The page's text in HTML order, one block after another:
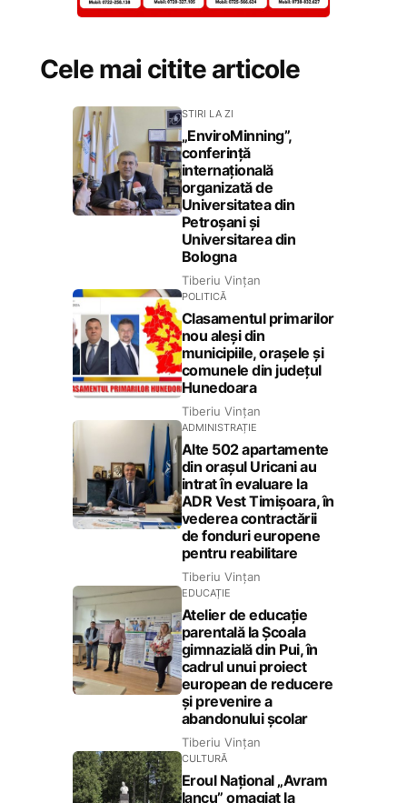
Cele mai citite articole
STIRI LA ZI
„EnviroMinning”,
conferință
internațională
organizată de
Universitatea din
Petroșani și
Universitarea din
Bologna
Tiberiu Vințan
POLITICĂ
Clasamentul primarilor
nou aleși din
municipiile, orașele și
comunele din județul
Hunedoara
Tiberiu Vințan
ADMINISTRAȚIE
Alte 502 apartamente
din orașul Uricani au
intrat în evaluare la
ADR Vest Timișoara, în
vederea contractării
de fonduri europene
pentru reabilitare
Tiberiu Vințan
EDUCAȚIE
Atelier de educație
parentală la Școala
gimnazială din Pui, în
cadrul unui proiect
european de reducere
și prevenire a
abandonului școlar
Tiberiu Vințan
CULTURĂ
Eroul Național „Avram
Iancu” omagiat la